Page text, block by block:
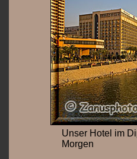
Unser Hotel im
Morgen